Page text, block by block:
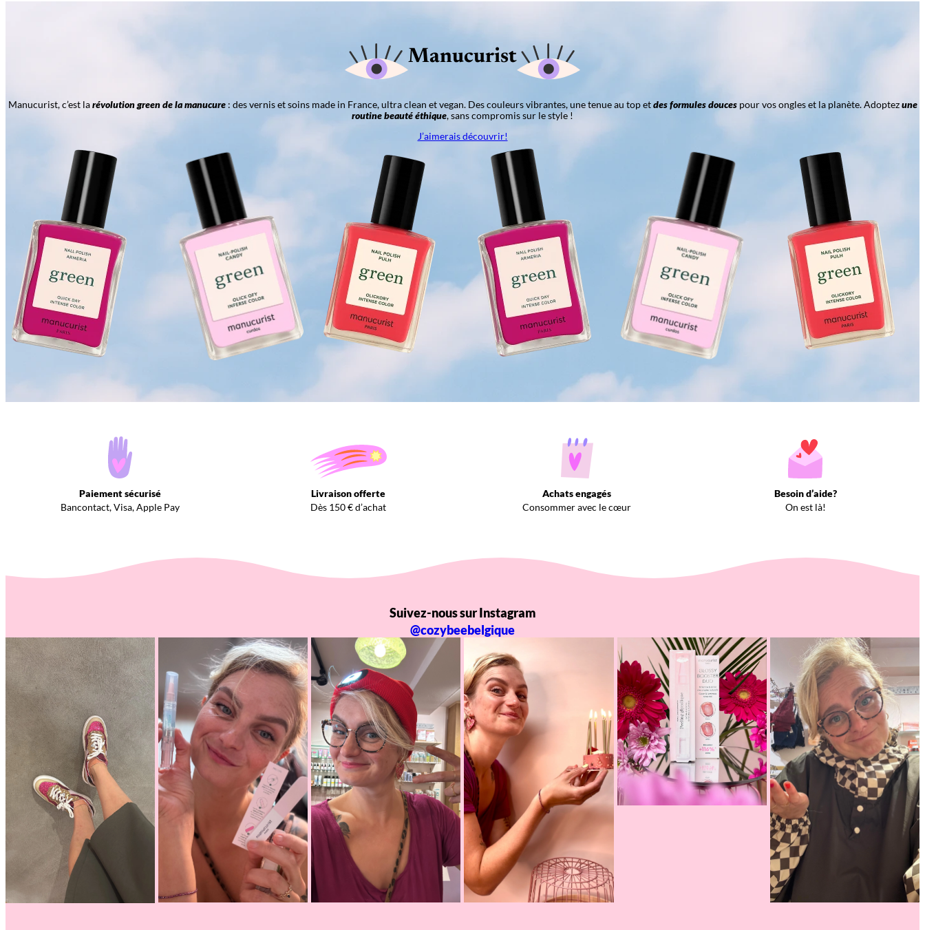
Manucurist
Manucurist, c’est larévolution green de la manucure: des vernis et soins made in France, ultra clean et vegan. Des couleurs vibrantes, une tenue au top etdes formules doucespour vos ongles et la planète. Adoptezune
routine beauté éthique, sans compromis sur le style !
J’aimerais découvrir!
Paiement sécurisé
Bancontact, Visa, Apple Pay
Livraison offerte
Dès 150 € d’achat
Achats engagés
Consommer avec le cœur
Besoin d’aide?
On est là!
Suivez-nous sur Instagram
@cozybeebelgique